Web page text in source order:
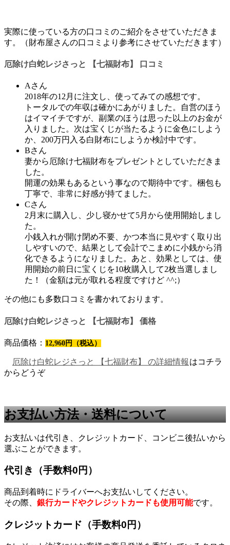
実際に使っている方の口コミのご紹介をさせていただきま
す。（財布屋さんの口コミより参考にさせていただきます）
厄除け白蛇レジさっと 【七福財布】 口コミ
Aさん
2018年の12月に注文し、使ってみての感想です。
トータルでの年収は確かにあがりました。自営のほう
はイマイチですが、副業のほうは思った以上のお金が
入りました。次は宝くじが当たるように金色にしよう
か、200万円入る白財布にしようか検討中です。
Bさん
妻から厄除け七福財布をプレゼントとしていただきま
した。
開運の効果もあるという事なので期待中です。梱包も
丁寧で、非常に好感が持てました。
Cさん
2月末に購入し、少し寝かせて5月から使用開始しまし
た。
小銭入れが開け閉め不要、かつ本当に見やすく取り出
しやすいので、結果として会計でこまめに小銭から消
化できるようになりました。あと、効果としては、使
用開始の前日に宝くじを10枚購入して2枚当選しまし
た！（金額は元が取れる程度ですけど ^^;）
その他にも多数口コミを書かれております。
厄除け白蛇レジさっと 【七福財布】 価格
商品価格： 12,960円（税込）
厄除け白蛇レジさっと 【七福財布】 の詳細情報 はコチラ
からどうぞ
お支払い方法・送料について
お支払いは代引き、クレジットカード、コンビニ後払いから
選ぶことができます。
代引き（手数料0円）
商品到着時にドライバーへお支払いしてください。
その際、 銀行カードやクレジットカードも使用可能です。
クレジットカード（手数料0円）